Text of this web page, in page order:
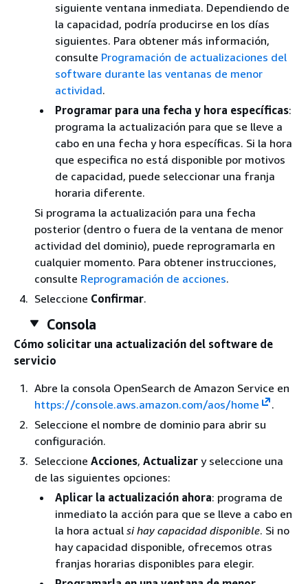
siguiente ventana inmediata. Dependiendo de
la capacidad, podría producirse en los días
siguientes. Para obtener más información,
consulte Programación de actualizaciones del
software durante las ventanas de menor
actividad.
Programar para una fecha y hora específicas:
programa la actualización para que se lleve a
cabo en una fecha y hora específicas. Si la hora
que especifica no está disponible por motivos
de capacidad, puede seleccionar una franja
horaria diferente.
Si programa la actualización para una fecha
posterior (dentro o fuera de la ventana de menor
actividad del dominio), puede reprogramarla en
cualquier momento. Para obtener instrucciones,
consulte Reprogramación de acciones.
Seleccione Confirmar.
Consola
Cómo solicitar una actualización del software de
servicio
Abre la consola OpenSearch de Amazon Service en
https://console.aws.amazon.com/aos/home
.
Seleccione el nombre de dominio para abrir su
configuración.
Seleccione Acciones, Actualizar y seleccione una
de las siguientes opciones:
Aplicar la actualización ahora: programa de
inmediato la acción para que se lleve a cabo en
la hora actual si hay capacidad disponible. Si no
hay capacidad disponible, ofrecemos otras
franjas horarias disponibles para elegir.